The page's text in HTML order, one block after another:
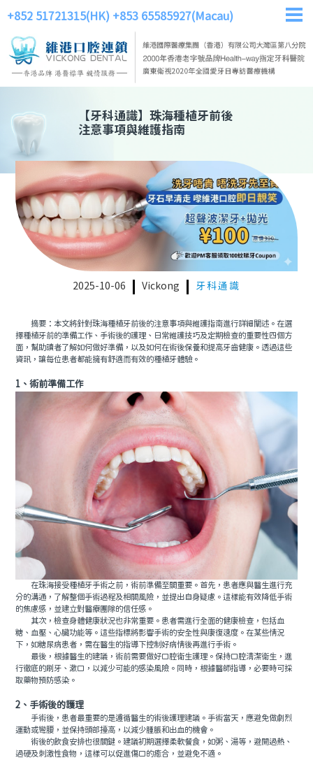
+852 51721315(HK) +853 65585927(Macau)
【牙科通識】 珠海種植牙前後
注意事項與維護指南
2025-10-06 Vickong 牙科通識
摘要：本文將針對珠海種植牙前後的注意事項與維護指南進行詳細闡述。在選
擇種植牙前的準備工作、手術後的護理、日常維護技巧及定期檢查的重要性四個方
面，幫助讀者了解如何做好準備，以及如何在術後保養和提高牙齒健康。透過這些
資訊，讓每位患者都能擁有舒適而有效的種植牙體驗。
1、術前準備工作
在珠海接受種植牙手術之前，術前準備至關重要。首先，患者應與醫生進行充
分的溝通，了解整個手術過程及相關風險，並提出自身疑慮。這樣能有效降低手術
的焦慮感，並建立對醫療團隊的信任感。
其次，檢查身體健康狀況也非常重要。患者需進行全面的健康檢查，包括血
糖、血壓、心臟功能等。這些指標將影響手術的安全性與康復速度。在某些情況
下，如糖尿病患者，需在醫生的指導下控制好病情後再進行手術。
最後，根據醫生的建議，術前需要做好口腔衛生護理。保持口腔清潔衛生，進
行徹底的刷牙、漱口，以減少可能的感染風險。同時，根據醫師指導，必要時可採
取藥物預防感染。
2、手術後的護理
手術後，患者最重要的是遵循醫生的術後護理建議。手術當天，應避免做劇烈
運動或彎腰，並保持頭部擡高，以減少腫脹和出血的機會。
術後的飲食安排也很關鍵。建議初期選擇柔軟餐食，如粥、湯等，避開過熱、
過硬及刺激性食物，這樣可以促進傷口的癒合，並避免不適。